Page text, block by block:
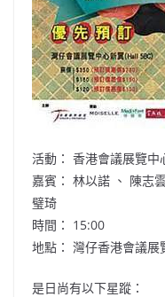
活動： 香港會議展覽中
嘉賓： 林以諾 、 陳志
璧琦
時間： 15:00
地點： 灣仔香港會議展
是日尚有以下星蹤：